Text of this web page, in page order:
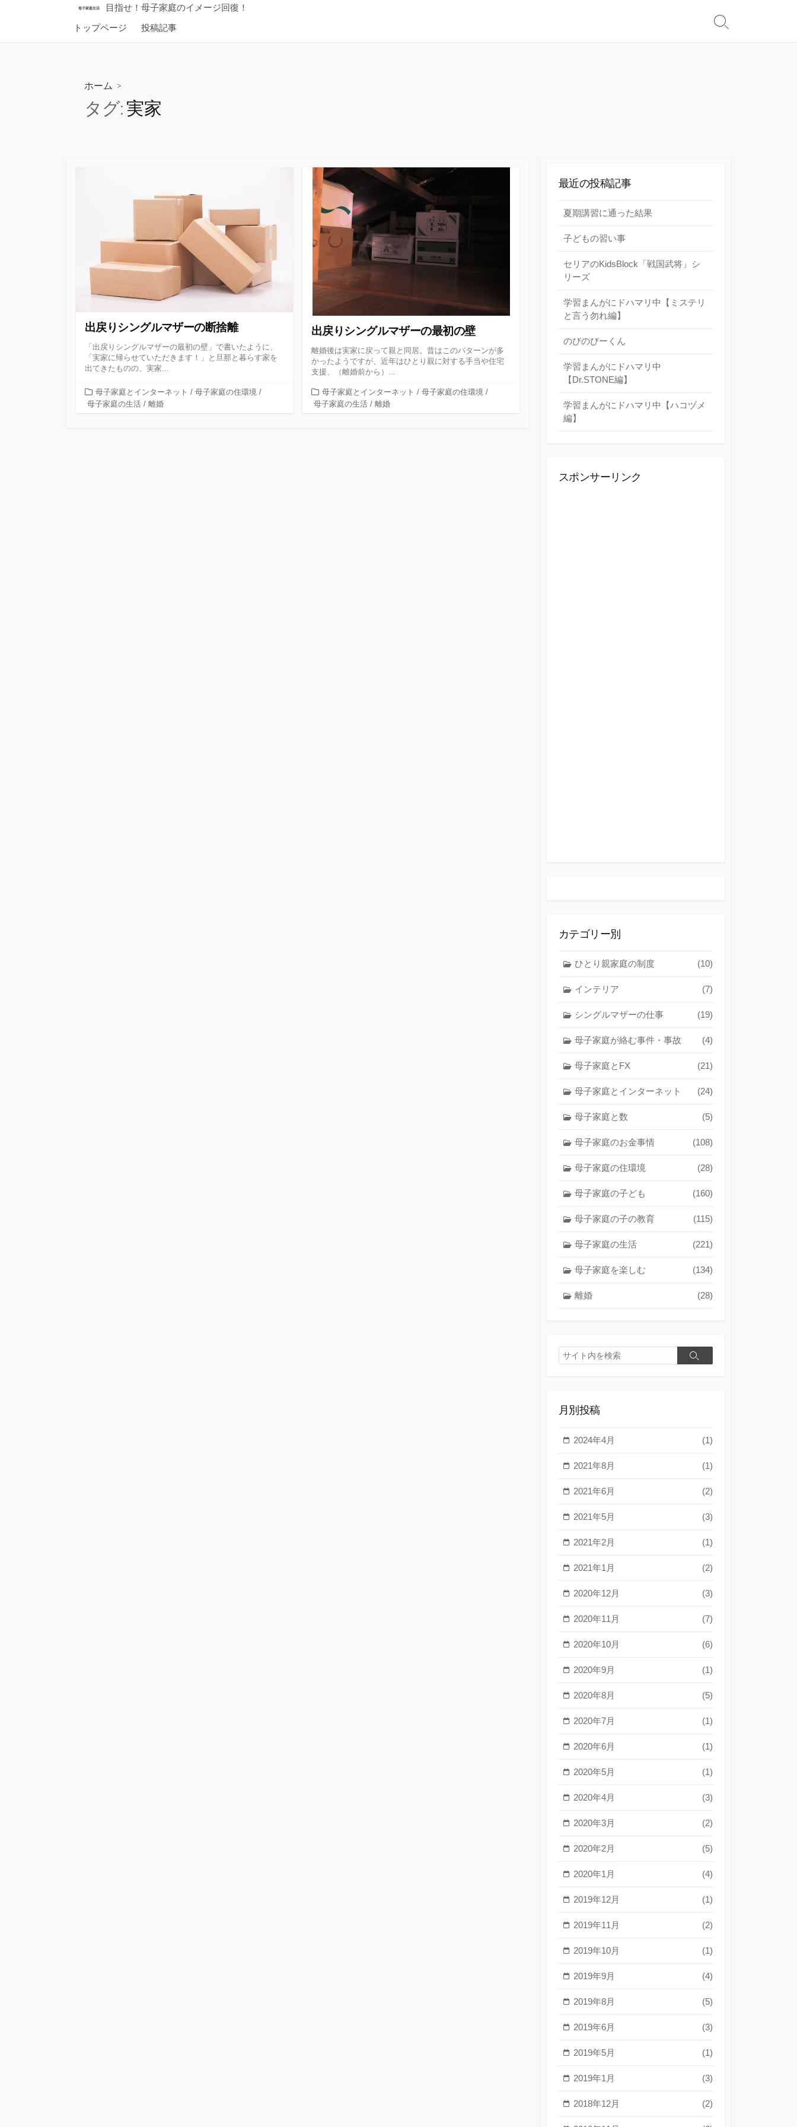
母子家庭生活 目指せ！母子家庭のイメージ回復！
トップページ 投稿記事
検
ホーム >
タグ:実家
出戻りシングルマザーの断捨離
「出戻りシングルマザーの最初の壁」で書いたように、
「実家に帰らせていただきます！」と旦那と暮らす家を
出てきたものの、実家...
カ
テ
母子家庭とインターネット / 母子家庭の住環境 /
母子家庭の生活 / 離婚
出戻りシングルマザーの最初の壁
離婚後は実家に戻って親と同居。昔はこのパターンが多
かったようですが、近年はひとり親に対する手当や住宅
支援、（離婚前から）...
カ
テ
母子家庭とインターネット / 母子家庭の住環境 /
母子家庭の生活 / 離婚
最近の投稿記事
夏期講習に通った結果
子どもの習い事
セリアのKidsBlock「戦国武将」シ
リーズ
学習まんがにドハマリ中【ミステリ
と言う勿れ編】
のびのびーくん
学習まんがにドハマリ中
【Dr.STONE編】
学習まんがにドハマリ中【ハコヅメ
編】
スポンサーリンク
カテゴリー別
ひとり親家庭の制度 (10)
インテリア (7)
シングルマザーの仕事 (19)
母子家庭が絡む事件・事故 (4)
母子家庭とFX (21)
母子家庭とインターネット (24)
母子家庭と数 (5)
母子家庭のお金事情 (108)
母子家庭の住環境 (28)
母子家庭の子ども (160)
母子家庭の子の教育 (115)
母子家庭の生活 (221)
母子家庭を楽しむ (134)
離婚 (28)
検
索
検
月別投稿
2024年4月 (1)
2021年8月 (1)
2021年6月 (2)
2021年5月 (3)
2021年2月 (1)
2021年1月 (2)
2020年12月 (3)
2020年11月 (7)
2020年10月 (6)
2020年9月 (1)
2020年8月 (5)
2020年7月 (1)
2020年6月 (1)
2020年5月 (1)
2020年4月 (3)
2020年3月 (2)
2020年2月 (5)
2020年1月 (4)
2019年12月 (1)
2019年11月 (2)
2019年10月 (1)
2019年9月 (4)
2019年8月 (5)
2019年6月 (3)
2019年5月 (1)
2019年1月 (3)
2018年12月 (2)